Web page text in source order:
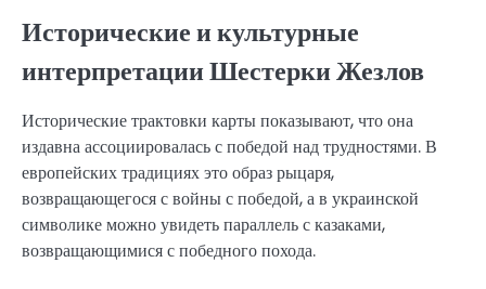
Исторические и культурные
интерпретации Шестерки Жезлов
Исторические трактовки карты показывают, что она
издавна ассоциировалась с победой над трудностями. В
европейских традициях это образ рыцаря,
возвращающегося с войны с победой, а в украинской
символике можно увидеть параллель с казаками,
возвращающимися с победного похода.